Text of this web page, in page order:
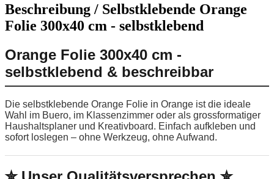
Beschreibung / Selbstklebende Orange
Folie 300x40 cm - selbstklebend
Orange Folie 300x40 cm -
selbstklebend & beschreibbar
Die selbstklebende Orange Folie in Orange ist die ideale
Wahl im Buero, im Klassenzimmer oder als grossformatiger
Haushaltsplaner und Kreativboard. Einfach aufkleben und
sofort loslegen – ohne Werkzeug, ohne Aufwand.